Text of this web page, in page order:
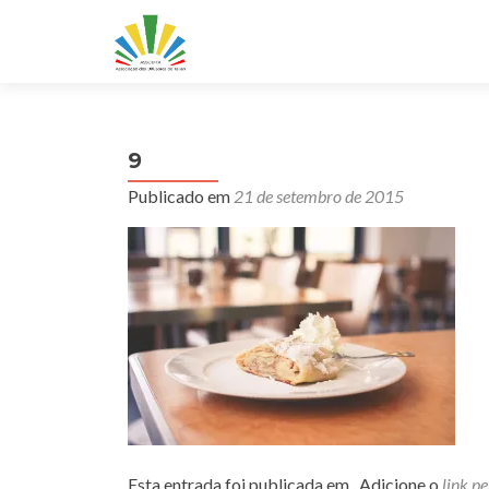
9
Publicado em 21 de setembro de 2015
Esta entrada foi publicada em . Adicione o link